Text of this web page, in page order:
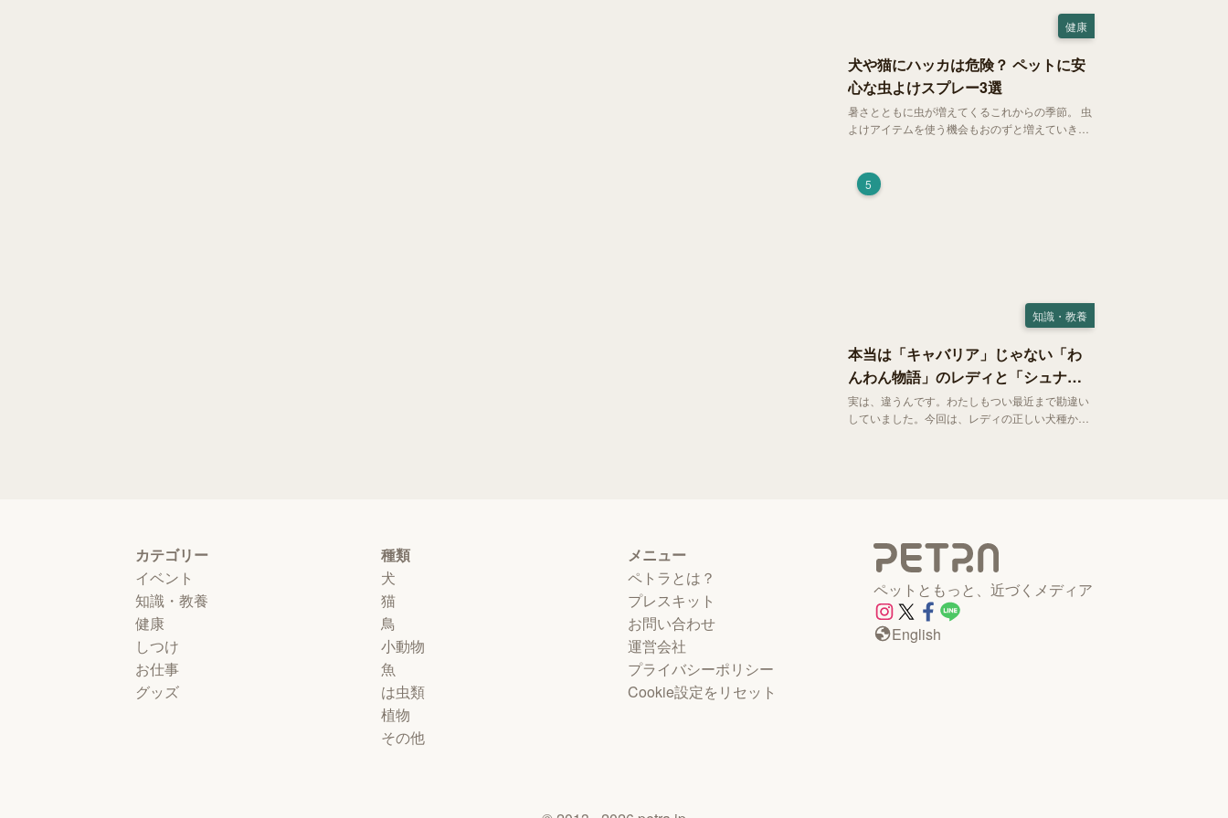
健康
犬や猫にハッカは危険？ ペットに安
心な虫よけスプレー3選
暑さとともに虫が増えてくるこれからの季節。 虫
よけアイテムを使う機会もおのずと増えていきま
健康には悪影響 だということはご存知ですか？
5
知識・教養
本当は「キャバリア」じゃない「わ
んわん物語」のレディと「シュナ」
じゃないトランプ
実は、違うんです。わたしもつい最近まで勘違い
していました。今回は、レディの正しい犬種から
カテゴリー
イベント
知識・教養
健康
しつけ
お仕事
グッズ
種類
犬
猫
鳥
小動物
魚
は虫類
植物
その他
メニュー
ペトラとは？
プレスキット
お問い合わせ
運営会社
プライバシーポリシー
Cookie設定をリセット
ペットともっと、近づくメディア
English